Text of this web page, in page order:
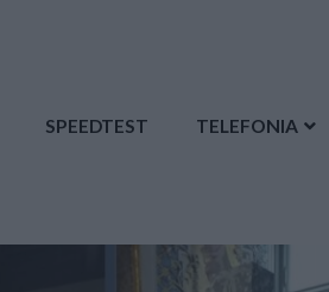
SPEEDTEST TELEFONIA